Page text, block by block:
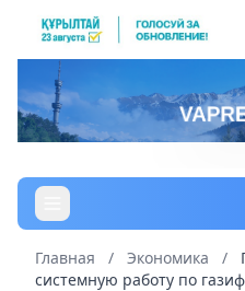
Главная / Экономика /
системную работу по